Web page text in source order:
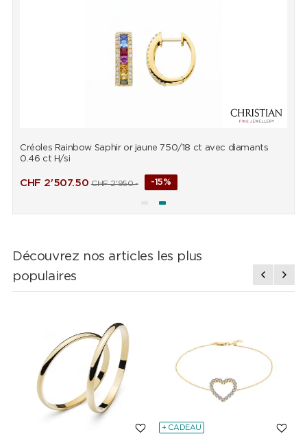
Créoles Rainbow Saphir or jaune 750/18 ct avec diamants
0.46 ct H/si
CHF 2'507.50 CHF2'950.- -15%
Découvrez nos articles les plus
populaires
+ CADEAU